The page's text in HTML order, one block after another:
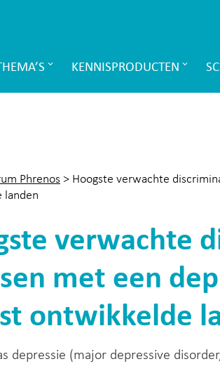
KENNISPRODUCTEN
Phrenos > Hoogste verwachte
landen
verwachte
met een
ontwikkelde
depressie (major depressive